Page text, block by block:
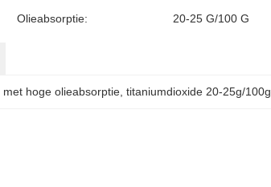
Olieabsorptie: 20-25 G/100 G
met hoge olieabsorptie , titaniumdioxide 20-25g/100g